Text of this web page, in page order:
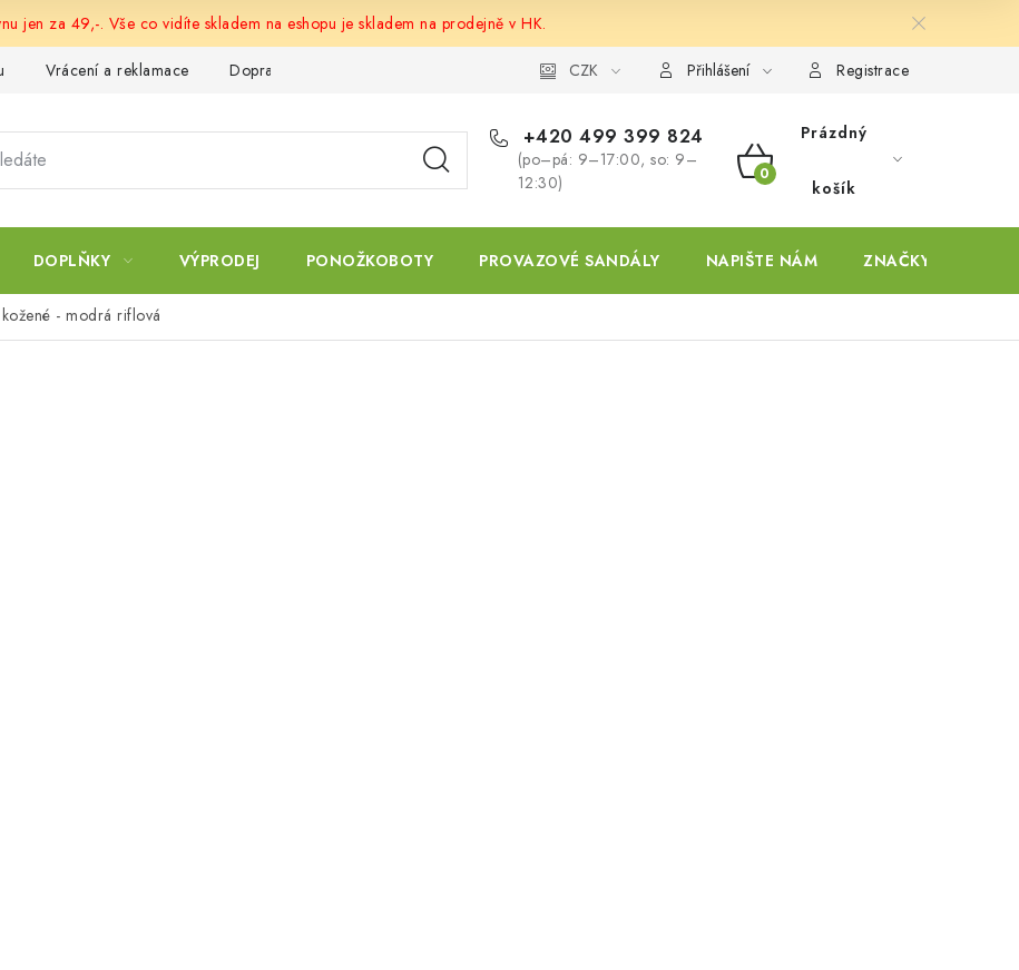
jen za 49,-. Vše co vidíte skladem na eshopu je skladem na prodejně v HK.
Vrácení a reklamace Doprava a platba CZK Přihlášení Registrace
+420 499 399 824
(po–pá: 9–17:00, so: 9–
12:30)
NÁKUPNÍ
KOŠÍK
Prázdný
košík
DOPLŇKY VÝPRODEJ PONOŽKOBOTY PROVAZOVÉ SANDÁLY NAPIŠTE NÁM ZNAČKY
- modrá riflová